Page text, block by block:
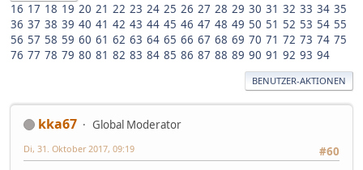
16 17 18 19 20 21 22 23 24 25 26 27 28 29 30 31 32 33 34 35
36 37 38 39 40 41 42 43 44 45 46 47 48 49 50 51 52 53 54 55
56 57 58 59 60 61 62 63 64 65 66 67 68 69 70 71 72 73 74 75
76 77 78 79 80 81 82 83 84 85 86 87 88 89 90 91 92 93 94
BENUTZER-AKTIONEN
kka67
Global Moderator
#60
Di, 31. Oktober 2017, 09:19